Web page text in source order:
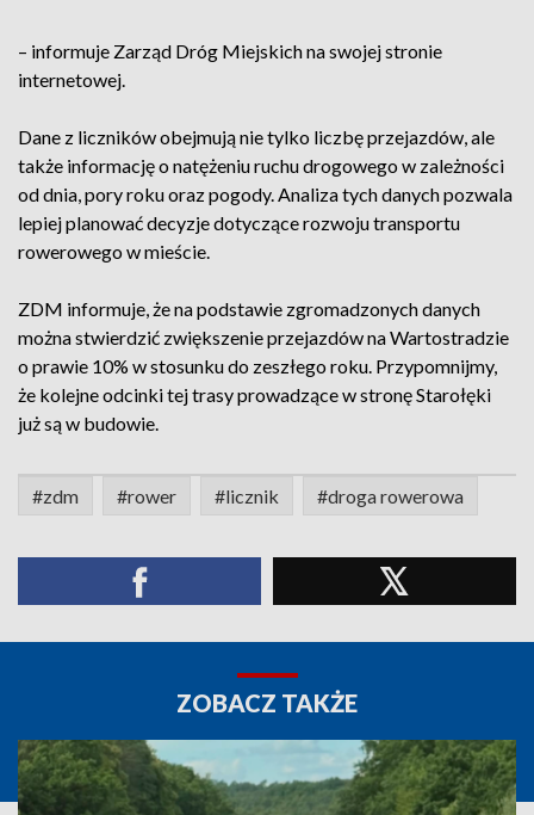
– informuje Zarząd Dróg Miejskich na swojej stronie
internetowej.
Dane z liczników obejmują nie tylko liczbę przejazdów, ale
także informację o natężeniu ruchu drogowego w zależności
od dnia, pory roku oraz pogody. Analiza tych danych pozwala
lepiej planować decyzje dotyczące rozwoju transportu
rowerowego w mieście.
ZDM informuje, że na podstawie zgromadzonych danych
można stwierdzić zwiększenie przejazdów na Wartostradzie
o prawie 10% w stosunku do zeszłego roku. Przypomnijmy,
że kolejne odcinki tej trasy prowadzące w stronę Starołęki
już są w budowie.
#zdm #rower #licznik #droga rowerowa
ZOBACZ TAKŻE